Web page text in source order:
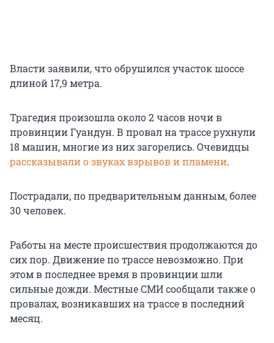
Власти заявили, что обрушился участок шоссе
длиной 17,9 метра.
Трагедия произошла около 2 часов ночи в
провинции Гуандун. В провал на трассе рухнули
18 машин, многие из них загорелись. Очевидцы
рассказывали о звуках взрывов и пламени.
Пострадали, по предварительным данным, более
30 человек.
Работы на месте происшествия продолжаются до
сих пор. Движение по трассе невозможно. При
этом в последнее время в провинции шли
сильные дожди. Местные СМИ сообщали также о
провалах, возникавших на трассе в последний
месяц.